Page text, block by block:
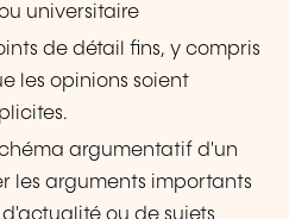
universitaire
de détail fins, y compris
les opinions soient
argumentatif d'un
les arguments importants
ou de sujets